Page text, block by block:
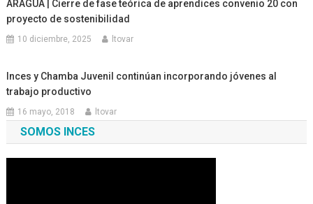
ARAGUA | Cierre de fase teórica de aprendices convenio 20 con
proyecto de sostenibilidad
10 diciembre, 2025 ltovar
Inces y Chamba Juvenil continúan incorporando jóvenes al
trabajo productivo
16 mayo, 2018 ltovar
SOMOS INCES